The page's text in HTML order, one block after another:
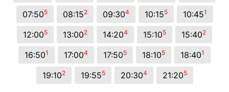
07:505 08:152 09:304 10:155 10:451
12:005 13:002 14:204 15:105 15:402
16:501 17:004 17:505 18:105 18:401
19:102 19:555 20:304 21:205